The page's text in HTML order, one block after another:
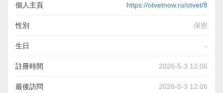
個人主頁 https://otvetnow.ru/otvet/8
性別 保密
生日 -
註冊時間 2026-5-3 12:06
最後訪問 2026-5-3 12:06